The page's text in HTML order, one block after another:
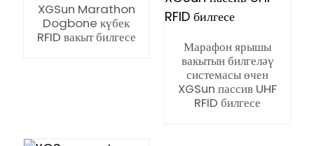
XGSun Marathon
Dogbone күбек
RFID вакыт билгесе
Марафон ярышы
вакытын билгеләү
системасы өчен
XGSun пассив UHF
RFID билгесе